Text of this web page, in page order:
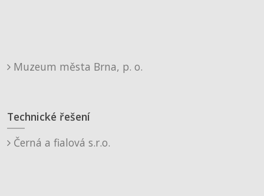
Muzeum města Brna, p. o.
Technické řešení
Černá a fialová s.r.o.